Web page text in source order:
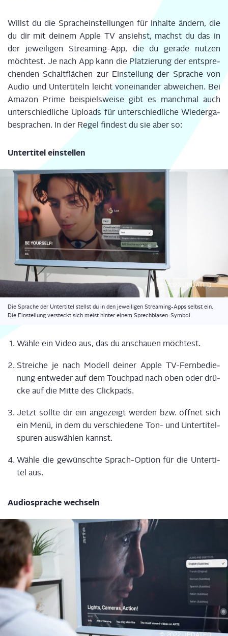
Willst du die Sprach­ein­stel­lun­gen für Inhal­te ändern, die
du dir mit dei­nem Apple TV ansiehst, machst du das in
der jewei­li­gen Strea­ming-App, die du gera­de nut­zen
möch­test. Je nach App kann die Plat­zie­rung der ent­spre­
chen­den Schalt­flä­chen zur Ein­stel­lung der Spra­che von
Audio und Unter­ti­teln leicht von­ein­an­der abwei­chen. Bei
Ama­zon Prime bei­spiels­wei­se gibt es manch­mal auch
unter­schied­li­che Uploads für unter­schied­li­che Wie­der­ga­
be­spra­chen. In der Regel fin­dest du sie aber so:
Unter­ti­tel einstellen
© 2022 UPDATED
Die Spra­che der Unter­ti­tel stellst du in den jewei­li­gen Strea­ming-Apps selbst ein.
Die Ein­stel­lung ver­steckt sich meist hin­ter einem Sprechblasen-Symbol.
Wäh­le ein Video aus, das du anschau­en möch­test.
Strei­che je nach Modell dei­ner Apple TV-Fern­be­die­
nung ent­we­der auf dem Touch­pad nach oben oder drü­
cke auf die Mit­te des Click­pads.
Jetzt soll­te dir ein ange­zeigt wer­den bzw. öff­net sich
ein Menü, in dem du ver­schie­de­ne Ton- und Unter­ti­tel­
spu­ren aus­wäh­len kannst.
Wäh­le die gewünsch­te Sprach-Opti­on für die Unter­ti­
tel aus.
Audio­spra­che wechseln